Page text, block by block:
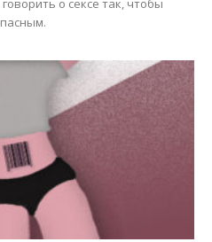
о сексе так, чтобы